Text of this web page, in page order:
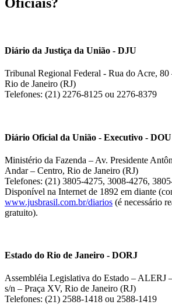
Diário da Justiça da União - DJU
Tribunal Regional Federal - Rua do Acre, 80
Rio de Janeiro (RJ)
Telefones: (21) 2276-8125 ou 2276-8379
Diário Oficial da União - Executivo - DOU
Ministério da Fazenda – Av. Presidente
Andar – Centro, Rio de Janeiro (RJ)
Telefones: (21) 3805-4275, 3008-4276,
Disponível na Internet de 1892 em diante
www.jusbrasil.com.br/diarios (é necessário
gratuito).
Estado do Rio de Janeiro - DORJ
Assembléia Legislativa do Estado – ALERJ
s/n – Praça XV, Rio de Janeiro (RJ)
Telefones: (21) 2588-1418 ou 2588-1419